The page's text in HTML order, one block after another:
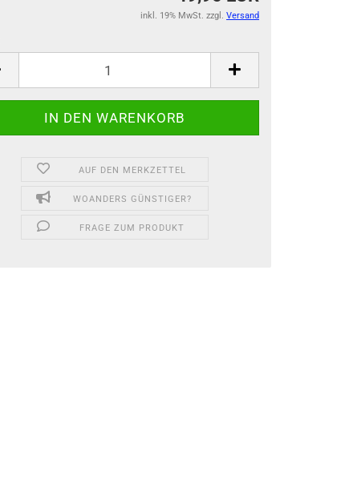
inkl. 19% MwSt. zzgl. Versand
AUF DEN MERKZETTEL
WOANDERS GÜNSTIGER?
FRAGE ZUM PRODUKT